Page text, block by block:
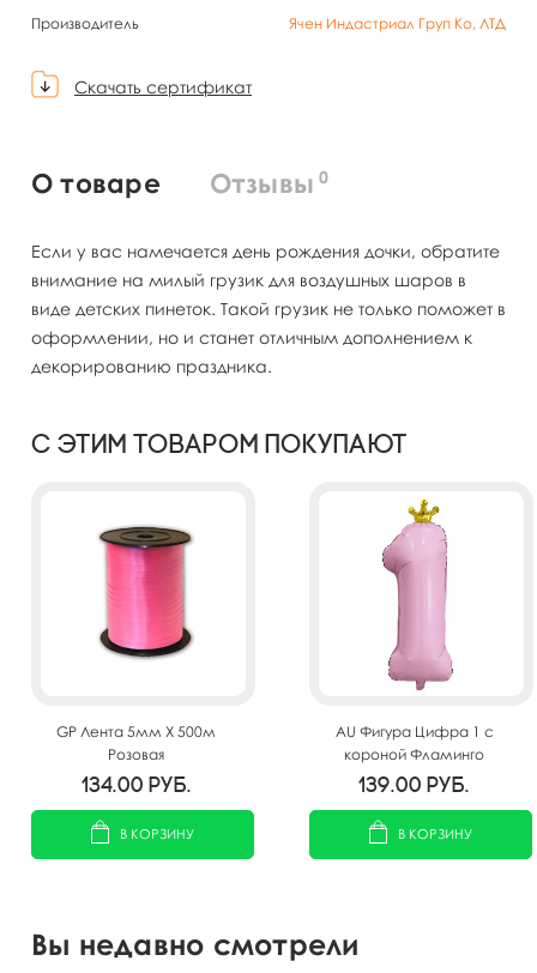
Производитель
Ячен Индастриал Груп Ко, ЛТД
Скачать сертификат
О товаре Отзывы 0
Если у вас намечается день рождения дочки, обратите
внимание на милый грузик для воздушных шаров в
виде детских пинеток. Такой грузик не только поможет в
оформлении, но и станет отличным дополнением к
декорированию праздника.
С этим товаром покупают
GP Лента 5мм X 500м
Розовая
134.00 руб.
В КОРЗИНУ
AU Фигура Цифра 1 с
короной Фламинго
32"/81см
139.00 руб.
В КОРЗИНУ
Вы недавно смотрели